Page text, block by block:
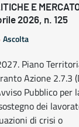
E
2026, n. 125
Ascolta
Piano
Azione 2.7.3
Pubblico per
dei
di crisi o